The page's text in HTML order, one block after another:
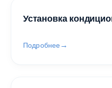
Установка
Подробнее